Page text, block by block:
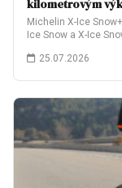
kilometrovým
Michelin X-Ice
Ice Snow a X-Ice
25.07.2026